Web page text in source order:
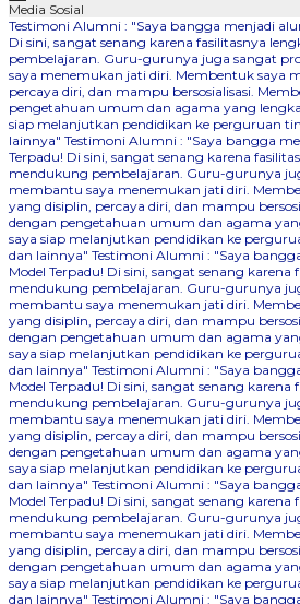
Media Sosial
Testimoni Alumni : "Saya bangga menjadi
Di sini, sangat senang karena fasilitasnya
pembelajaran. Guru-gurunya juga sangat
saya menemukan jati diri. Membentuk saya
percaya diri, dan mampu bersosialisasi.
pengetahuan umum dan agama yang
siap melanjutkan pendidikan ke perguruan
lainnya" Testimoni Alumni : "Saya bangga
Terpadu! Di sini, sangat senang karena
mendukung pembelajaran. Guru-gurunya
membantu saya menemukan jati diri.
yang disiplin, percaya diri, dan mampu
dengan pengetahuan umum dan agama
saya siap melanjutkan pendidikan ke
dan lainnya" Testimoni Alumni : "Saya
Model Terpadu! Di sini, sangat senang karena
mendukung pembelajaran. Guru-gurunya
membantu saya menemukan jati diri.
yang disiplin, percaya diri, dan mampu
dengan pengetahuan umum dan agama
saya siap melanjutkan pendidikan ke
dan lainnya" Testimoni Alumni : "Saya
Model Terpadu! Di sini, sangat senang karena
mendukung pembelajaran. Guru-gurunya
membantu saya menemukan jati diri.
yang disiplin, percaya diri, dan mampu
dengan pengetahuan umum dan agama
saya siap melanjutkan pendidikan ke
dan lainnya" Testimoni Alumni : "Saya
Model Terpadu! Di sini, sangat senang karena
mendukung pembelajaran. Guru-gurunya
membantu saya menemukan jati diri.
yang disiplin, percaya diri, dan mampu
dengan pengetahuan umum dan agama
saya siap melanjutkan pendidikan ke
dan lainnya" Testimoni Alumni : "Saya